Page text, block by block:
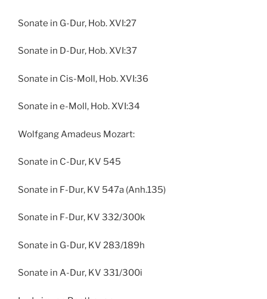
Sonate in G-Dur, Hob. XVI:27
Sonate in D-Dur, Hob. XVI:37
Sonate in Cis-Moll, Hob. XVI:36
Sonate in e-Moll, Hob. XVI:34
Wolfgang Amadeus Mozart:
Sonate in C-Dur, KV 545
Sonate in F-Dur, KV 547a (Anh.135)
Sonate in F-Dur, KV 332/300k
Sonate in G-Dur, KV 283/189h
Sonate in A-Dur, KV 331/300i